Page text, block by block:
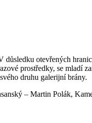
otevřených
prostředky, se mladí
druhu galerijní brány.
– Martin Polák,